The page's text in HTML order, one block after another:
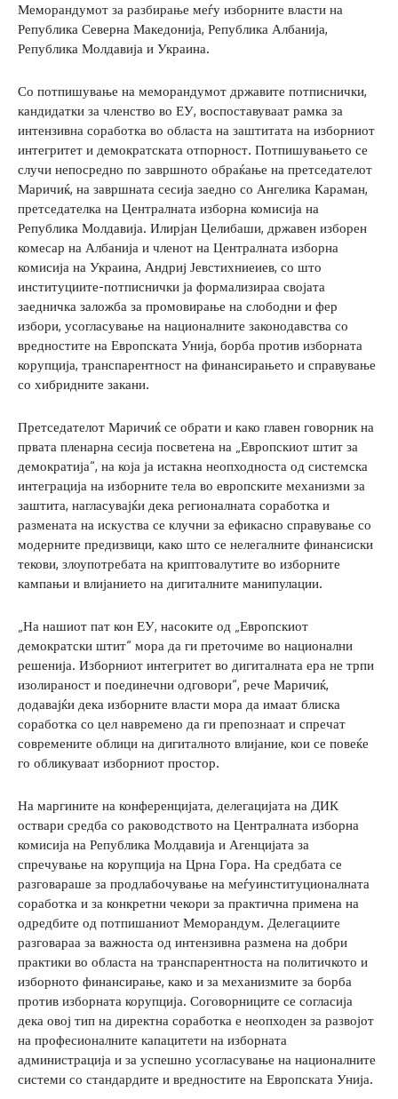
Меморандумот за разбирање меѓу изборните власти на
Република Северна Македонија, Република Албанија,
Република Молдавија и Украина.
Со потпишување на меморандумот државите потписнички,
кандидатки за членство во ЕУ, воспоставуваат рамка за
интензивна соработка во областа на заштитата на изборниот
интегритет и демократската отпорност. Потпишувањето се
случи непосредно по завршното обраќање на претседателот
Маричиќ, на завршната сесија заедно со Ангелика Караман,
претседателка на Централната изборна комисија на
Република Молдавија. Илирјан Целибаши, државен изборен
комесар на Албанија и членот на Централната изборна
комисија на Украина, Андриј Јевстихниеиев, со што
институциите-потписнички ја формализираа својата
заедничка заложба за промовирање на слободни и фер
избори, усогласување на националните законодавства со
вредностите на Европската Унија, борба против изборната
корупција, транспарентност на финансирањето и справување
со хибридните закани.
Претседателот Маричиќ се обрати и како главен говорник на
првата пленарна сесија посветена на „Европскиот штит за
демократија“, на која ја истакна неопходноста од системска
интеграција на изборните тела во европските механизми за
заштита, нагласувајќи дека регионалната соработка и
размената на искуства се клучни за ефикасно справување со
модерните предизвици, како што се нелегалните финансиски
текови, злоупотребата на криптовалутите во изборните
кампањи и влијанието на дигиталните манипулации.
„На нашиот пат кон ЕУ, насоките од „Европскиот
демократски штит“ мора да ги преточиме во национални
решенија. Изборниот интегритет во дигиталната ера не трпи
изолираност и поединечни одговори“, рече Маричиќ,
додавајќи дека изборните власти мора да имаат блиска
соработка со цел навремено да ги препознаат и спречат
современите облици на дигиталното влијание, кои се повеќе
го обликуваат изборниот простор.
На маргините на конференцијата, делегацијата на ДИК
оствари средба со раководството на Централната изборна
комисија на Република Молдавија и Агенцијата за
спречување на корупција на Црна Гора. На средбата се
разговараше за продлабочување на меѓуинституционалната
соработка и за конкретни чекори за практична примена на
одредбите од потпишаниот Меморандум. Делегациите
разговараа за важноста од интензивна размена на добри
практики во областа на транспарентноста на политичкото и
изборното финансирање, како и за механизмите за борба
против изборната корупција. Соговорниците се согласија
дека овој тип на директна соработка е неопходен за развојот
на професионалните капацитети на изборната
администрација и за успешно усогласување на националните
системи со стандардите и вредностите на Европската Унија.